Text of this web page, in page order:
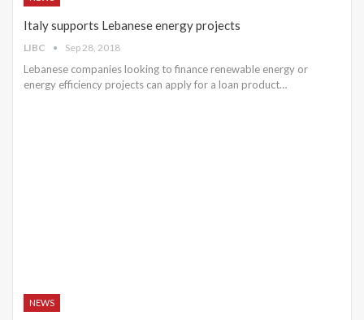
Italy supports Lebanese energy projects
LIBC Sep 28, 2018
Lebanese companies looking to finance renewable energy or
energy efficiency projects can apply for a loan product…
NEWS